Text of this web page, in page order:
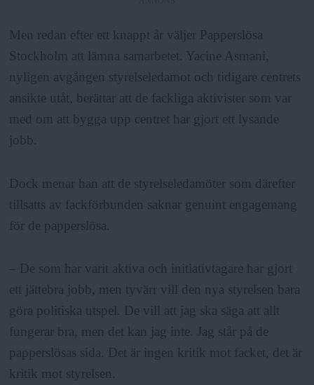
Men redan efter ett knappt år väljer Papperslösa
Stockholm att lämna samarbetet. Yacine Asmani,
nyligen avgången styrelseledamot och tidigare centrets
ansikte utåt, berättar att de fackliga aktivister som var
med om att bygga upp centret har gjort ett lysande
jobb.
Dock menar han att de styrelseledamöter som därefter
tillsatts av fackförbunden saknar genuint engagemang
för de papperslösa.
– De som har varit aktiva och initiativtagare har gjort
ett jättebra jobb, men tyvärr vill den nya styrelsen bara
göra politiska utspel. De vill att jag ska säga att allt
fungerar bra, men det kan jag inte. Jag står på de
papperslösas sida. Det är ingen kritik mot facket, det är
kritik mot styrelsen.